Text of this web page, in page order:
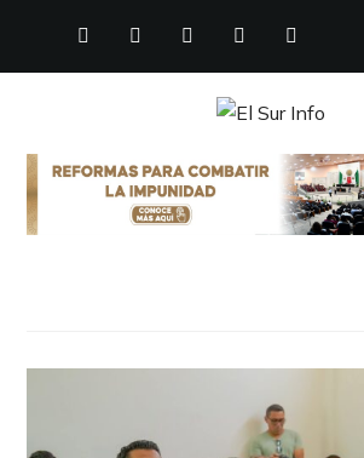
FACEBOOKTWITTERINSTAGRAM
YOUTUBEPINTEREST